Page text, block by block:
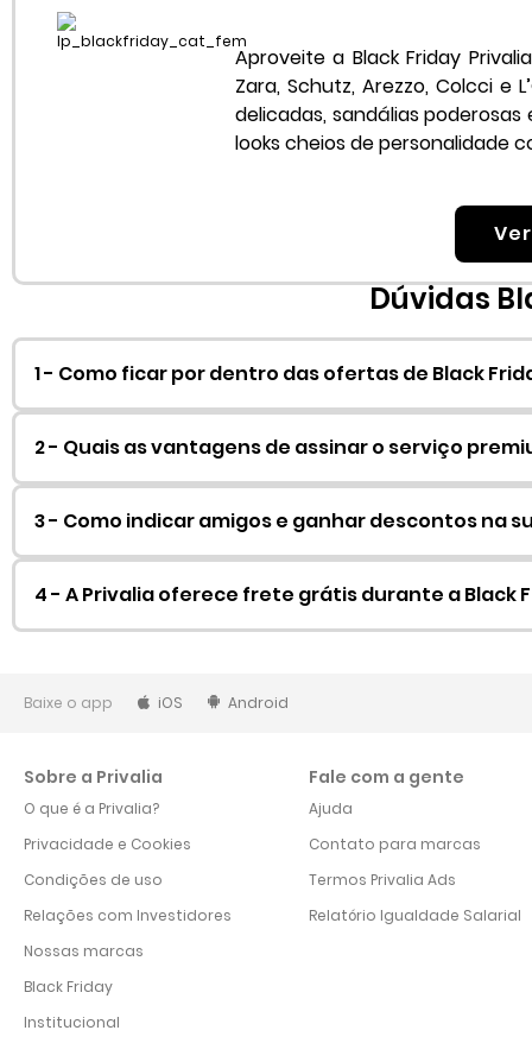
Aproveite a Black Friday
Zara, Schutz, Arezzo, Colcci e
delicadas, sandálias
looks cheios de personalidade
Dúvidas
1 - Como ficar por dentro das ofertas de Black
2 - Quais as vantagens de assinar o serviço
3 - Como indicar amigos e ganhar descontos na
4 - A Privalia oferece frete grátis durante a Black
Baixe o app iOS Android
Sobre a Privalia
O que é a Privalia?
Privacidade e Cookies
Condições de uso
Relações com Investidores
Nossas marcas
Black Friday
Institucional
Fale com a gente
Ajuda
Contato para marcas
Termos Privalia Ads
Relatório Igualdade Salarial